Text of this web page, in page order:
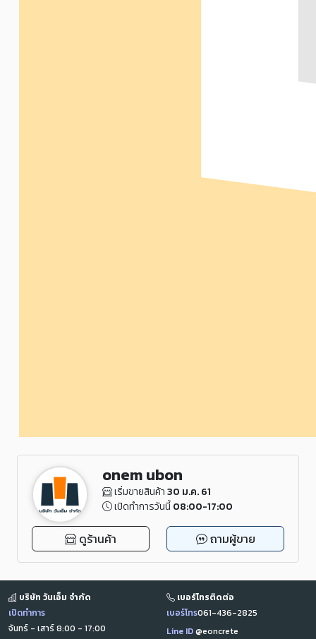
onem ubon
เริ่มขายสินค้า30 ม.ค. 61
เปิดทำการวันนี้ 08:00-17:00
ดูร้านค้า ถามผู้ขาย
บริษัท วันเอ็ม จำกัด
เปิดทำการ
จันทร์ - เสาร์ 8:00 - 17:00
เบอร์โทรติดต่อ
เบอร์โทร061-436-2825
Line ID@eoncrete